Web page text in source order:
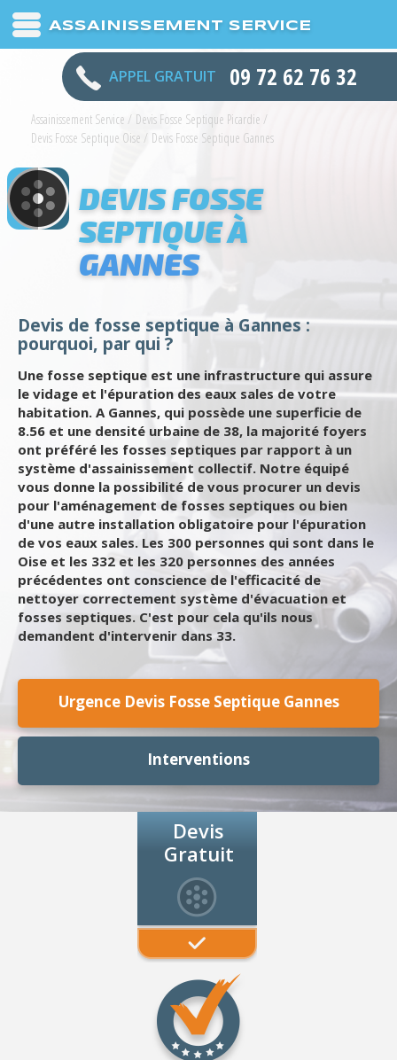
ASSAINISSEMENT SERVICE
APPEL GRATUIT 09 72 62 76 32
Assainissement Service / Devis Fosse Septique Picardie /
Devis Fosse Septique Oise / Devis Fosse Septique Gannes
DEVIS FOSSE
SEPTIQUE À
GANNES
Devis de fosse septique à Gannes :
pourquoi, par qui ?
Une fosse septique est une infrastructure qui assure
le vidage et l'épuration des eaux sales de votre
habitation. A Gannes, qui possède une superficie de
8.56 et une densité urbaine de 38, la majorité foyers
ont préféré les fosses septiques par rapport à un
système d'assainissement collectif. Notre équipé
vous donne la possibilité de vous procurer un devis
pour l'aménagement de fosses septiques ou bien
d'une autre installation obligatoire pour l'épuration
de vos eaux sales. Les 300 personnes qui sont dans le
Oise et les 332 et les 320 personnes des années
précédentes ont conscience de l'efficacité de
nettoyer correctement système d'évacuation et
fosses septiques. C'est pour cela qu'ils nous
demandent d'intervenir dans 33.
Urgence Devis Fosse Septique Gannes
Interventions
Devis
Gratuit